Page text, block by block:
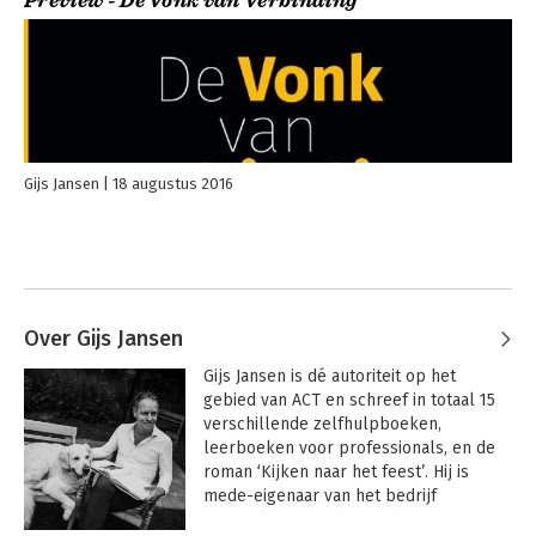
Gijs Jansen 18 augustus 2016
Over Gijs Jansen
Gijs Jansen is dé autoriteit op het
gebied van ACT en schreef in totaal 15
verschillende zelfhulpboeken,
leerboeken voor professionals, en de
roman ‘Kijken naar het feest’. Hij is
mede-eigenaar van het bedrijf